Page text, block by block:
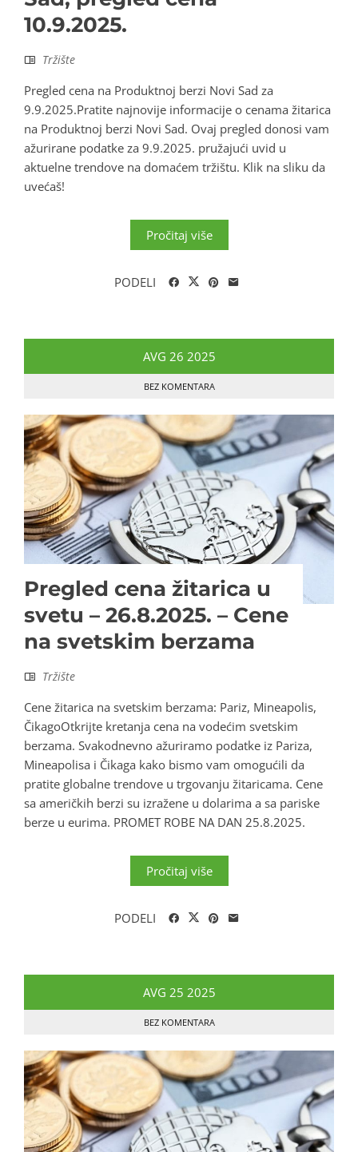
10.9.2025.
Tržište
Pregled cena na Produktnoj berzi Novi Sad za
9.9.2025.Pratite najnovije informacije o cenama žitarica
na Produktnoj berzi Novi Sad. Ovaj pregled donosi vam
ažurirane podatke za 9.9.2025. pružajući uvid u
aktuelne trendove na domaćem tržištu. Klik na sliku da
uvećaš!
Pročitaj više
PODELI
AVG 26 2025
BEZ KOMENTARA
Pregled cena žitarica u
svetu – 26.8.2025. – Cene
na svetskim berzama
Tržište
Cene žitarica na svetskim berzama: Pariz, Mineapolis,
ČikagoOtkrijte kretanja cena na vodećim svetskim
berzama. Svakodnevno ažuriramo podatke iz Pariza,
Mineapolisa i Čikaga kako bismo vam omogućili da
pratite globalne trendove u trgovanju žitaricama. Cene
sa američkih berzi su izražene u dolarima a sa pariske
berze u eurima. PROMET ROBE NA DAN 25.8.2025.
Pročitaj više
PODELI
AVG 25 2025
BEZ KOMENTARA